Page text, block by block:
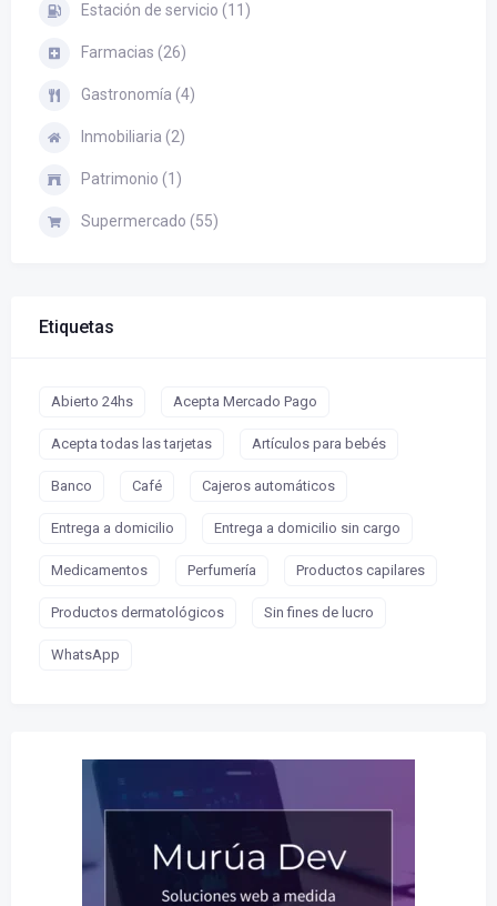
Estación de servicio (11)
Farmacias (26)
Gastronomía (4)
Inmobiliaria (2)
Patrimonio (1)
Supermercado (55)
Etiquetas
Abierto 24hs Acepta Mercado Pago
Acepta todas las tarjetas Artículos para bebés
Banco Café Cajeros automáticos
Entrega a domicilio Entrega a domicilio sin cargo
Medicamentos Perfumería Productos capilares
Productos dermatológicos Sin fines de lucro
WhatsApp